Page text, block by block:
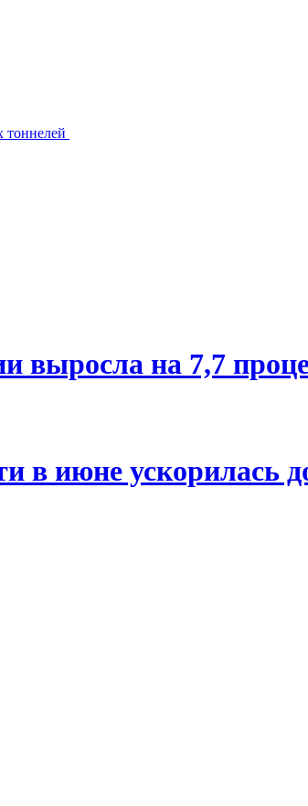
тоннелей
выросла на 7,7
в июне ускорилась